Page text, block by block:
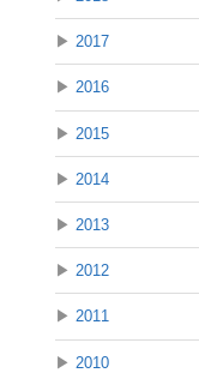
▶ 2017
▶ 2016
▶ 2015
▶ 2014
▶ 2013
▶ 2012
▶ 2011
▶ 2010